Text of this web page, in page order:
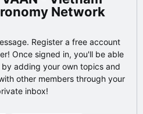
Network
Register a free account
Once signed in, you'll be able
adding your own topics and
other members through your
inbox!